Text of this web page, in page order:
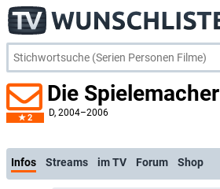
2
Die Spielemacher
D, 2004–2006
kostenlose E-Mail-B
Infos Streams im TV Forum Shop